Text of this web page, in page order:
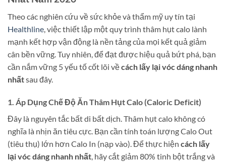
Theo các nghiên cứu về sức khỏe và thẩm mỹ uy tín tại
Healthline , việc thiết lập một quy trình thâm hụt calo lành
mạnh kết hợp vận động là nền tảng của mọi kết quả giảm
cân bền vững. Tuy nhiên, để đạt được hiệu quả bứt phá, bạn
cần nắm vững 5 yếu tố cốt lõi vềcách lấy lại vóc dáng nhanh
nhấtsau đây.
1. Áp Dụng Chế Độ Ăn Thâm Hụt Calo (Caloric Deficit)
Đây là nguyên tắc bất di bất dịch. Thâm hụt calo không có
nghĩa là nhịn ăn tiêu cực. Bạn cần tính toán lượng Calo Out
(tiêu thụ) lớn hơn Calo In (nạp vào). Để thực hiện cách lấy
lại vóc dáng nhanh nhất, hãy cắt giảm 80% tinh bột trắng và